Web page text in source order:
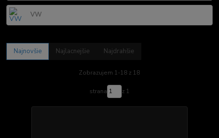
VW
Najnovšie Najlacnejšie Najdrahšie
Zobrazujem 1-18 z 18
strana z 1